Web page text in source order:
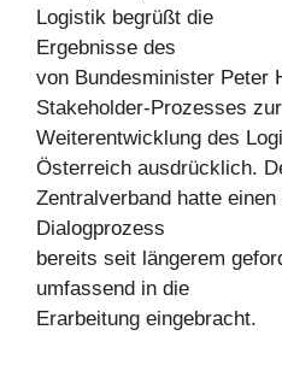
Logistik begrüßt die
Ergebnisse des
von Bundesminister Peter
Stakeholder-Prozesses zur
Weiterentwicklung des
Österreich ausdrücklich.
Zentralverband hatte
Dialogprozess
bereits seit längerem
umfassend in die
Erarbeitung eingebracht.